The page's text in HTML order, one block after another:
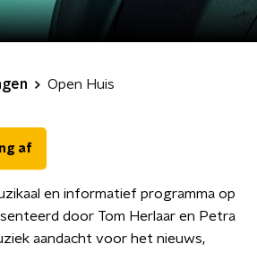
Open Huis
af
en informatief programma op
door Tom Herlaar en Petra
aandacht voor het nieuws,